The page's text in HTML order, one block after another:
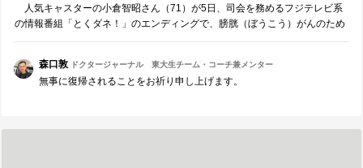
人気キャスターの小倉智昭さん（71）が5日、司会を務めるフジテレビ系
の情報番組「とくダネ！」のエンディングで、膀胱（ぼうこう）がんのため
森口敦 ドクタージャーナル 東大生チーム・コーチ兼メンター
無事に復帰されることをお祈り申し上げます。